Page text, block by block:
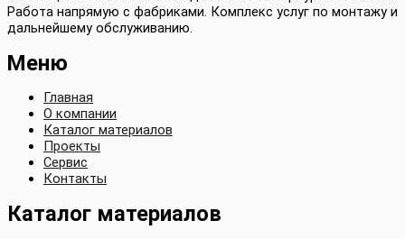
Работа напрямую с фабриками. Комплекс услуг по монтажу и
дальнейшему обслуживанию.
Меню
Главная
О компании
Каталог материалов
Проекты
Сервис
Контакты
Каталог материалов